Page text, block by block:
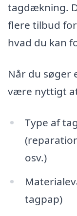
tagdækning.
flere tilbud
hvad du kan
Når du søger
være nyttigt
Type af
osv.)
tagpap)